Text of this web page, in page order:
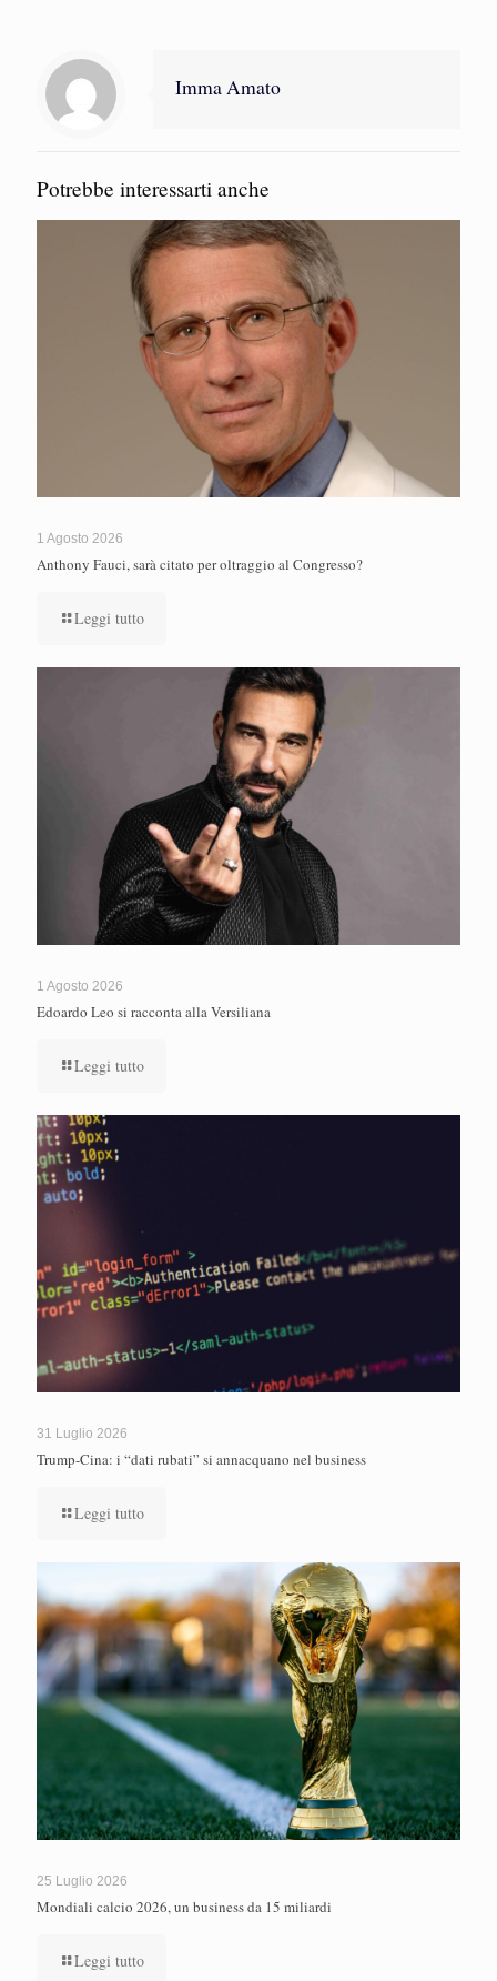
Imma Amato
Potrebbe interessarti anche
1 Agosto 2026
Anthony Fauci, sarà citato per oltraggio al Congresso?
Leggi tutto
1 Agosto 2026
Edoardo Leo si racconta alla Versiliana
Leggi tutto
31 Luglio 2026
Trump-Cina: i “dati rubati” si annacquano nel business
Leggi tutto
25 Luglio 2026
Mondiali calcio 2026, un business da 15 miliardi
Leggi tutto